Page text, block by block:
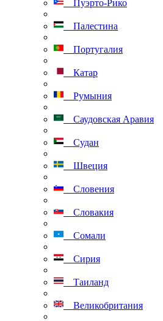
Пуэрто-Рико
Палестина
Португалия
Катар
Румыния
Саудовская Аравия
Судан
Швеция
Словения
Словакия
Сомали
Сирия
Таиланд
Великобритания